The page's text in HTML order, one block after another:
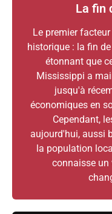
La fin
Le premier
historique : la fin
étonnant que
Mississippi a
jusqu'à
économiques en
Cependant,
aujourd'hui, aussi
la population
connaisse un